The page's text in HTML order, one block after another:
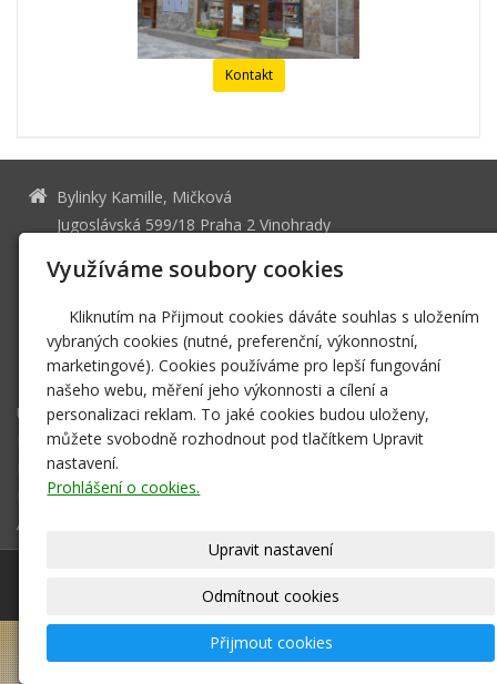
Kontakt
Bylinky Kamille, Mičková
Jugoslávská 599/18 Praha 2 Vinohrady
www.bylinky-praha.cz/
224 253 729
FO zapsaná v ŽR Praha 10
Úvod
Fotogalerie
Kontaktní formulář
Kontakty
Aktuality
Bylinky Kamille, Mičková
webové stránkys AI,
Využíváme soubory cookies
Kliknutím na Přijmout cookies dáváte souhlas s uložením
vybraných cookies (nutné, preferenční, výkonnostní,
marketingové). Cookies používáme pro lepší fungování
našeho webu, měření jeho výkonnosti a cílení a
personalizaci reklam. To jaké cookies budou uloženy,
můžete svobodně rozhodnout pod tlačítkem Upravit
nastavení.
Prohlášení o cookies.
Upravit nastavení
Odmítnout cookies
Přijmout cookies